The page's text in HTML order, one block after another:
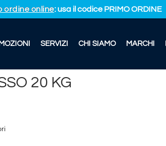
ordine online: usa il codice PRIMO ORDINE
SERVIZI CHI SIAMO MARCHI
20 KG